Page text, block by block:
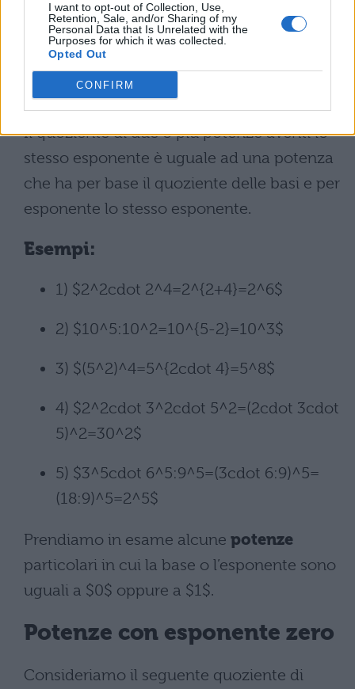
I want to opt-out of Collection, Use,
Retention, Sale, and/or Sharing of my
Personal Data that Is Unrelated with the
Purposes for which it was collected.
Opted Out
CONFIRM
Il quoziente di due o più potenze aventi lo
stesso esponente è uguale ad una potenza
che ha per base il quoziente delle basi e per
esponente lo stesso esponente.
Esempi:
1) $2^2cdot 2^4=2^{2+4}=2^6$
2) $10^5:10^2=10^{5-2}=10^3$
3) $(5^2)^4=5^{2cdot 4}=5^8$
4) $2^2cdot 3^2cdot 5^2=(2cdot 3cdot
5)^2=30^2$
5) $3^5cdot 6^5:9^5=(3cdot 6:9)^5=
(18:9)^5=2^5$
Prendiamo in esame alcune potenze
particolari in cui la base o l’esponente sono
uguali a $0$ oppure a $1$.
Potenze con esponente zero
Consideriamo il seguente quoziente di